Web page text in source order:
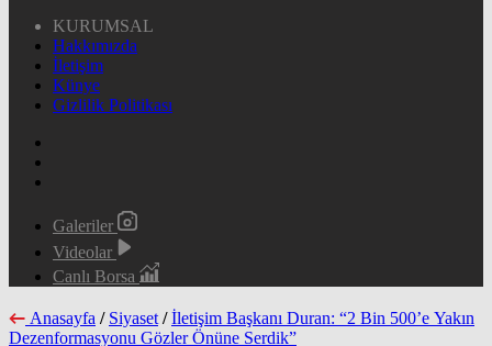
KURUMSAL
Hakkımızda
İletişim
Künye
Gizlilik Politikası
Galeriler
Videolar
Canlı Borsa
Anasayfa / Siyaset / İletişim Başkanı Duran: “2 Bin 500’e Yakın
Dezenformasyonu Gözler Önüne Serdik”